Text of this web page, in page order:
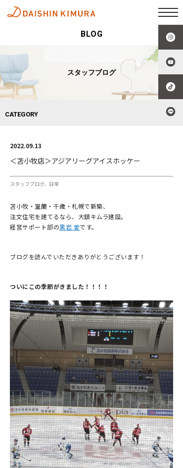
BLOG
スタッフブログ
CATEGORY
2022.09.13
＜苫小牧店＞アジアリーグアイスホッケー
スタッフブログ 日常
苫小牧・室蘭・千歳・札幌で新築、
注文住宅を建てるなら、大鎮キムラ建設。
経営サポート部の黒岩 愛です。
ブログを読んでいただきありがとうございます！
ついにこの季節がきました！！！！